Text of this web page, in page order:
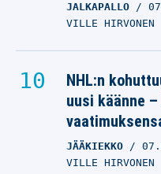
JALKAPALLO
VILLE HIRVONEN
NHL:n
uusi käänne
JÄÄKIEKKO
VILLE HIRVONEN